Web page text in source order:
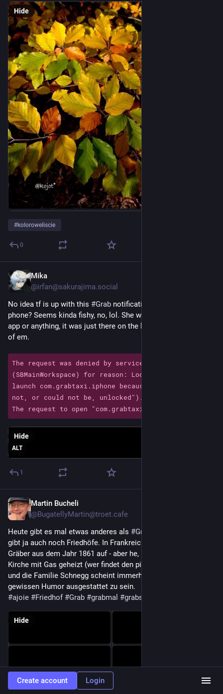
Hide
#koloroweliscie
0
Mika
@irfan@sakurajima.social
No idea tf is up with this #Grab notification on my wife’s
phone? Seems kinda fishy, no, lol. She wasn’t using the Grab
app or anything, it was just there on the lock screen - several
of em.
The request was denied by service delegate
(SBMainWorkspace) for reason: Locked ("Unable to
launch com.grabtaxi.iphone because the device was
not, or could not be, unlocked").
The request to open "com.grabtaxi.iphone" failed.
ALT
Hide
1
Martin Bucheli
@BugatellyMartin@troet.cafe
Heute gibt es mal etwas anderes als #Grenzstein
gibt ja auch noch Friedhöfe. In Frankreich hebt man jetzt
Gräber aus dem Jahr 1861 auf - aber he, immerhin wird die
Kirche mit Gas geheizt (wer findet den pittoresken Gastank?),
und die Familie Schnegg scheint immerhin mit einem
gewissen Humor ausgestattet zu sein.
#ajoie #Friedhof #Grab #grabmal #grabstein
Hide
Create account Login